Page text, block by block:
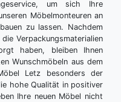
um sich Ihre
Möbelmonteuren an
zu lassen. Nachdem
Verpackungsmaterialien
haben, bleiben Ihnen
Wunschmöbeln aus dem
Letz besonders der
hohe Qualität in positiver
Ihre neuen Möbel nicht